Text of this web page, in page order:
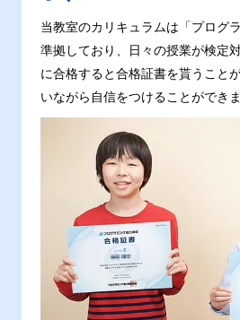
当教室のカリキュラムは「プログ
準拠しており、日々の授業が検定
に合格すると合格証書を貰うこと
いながら自信をつけることができま